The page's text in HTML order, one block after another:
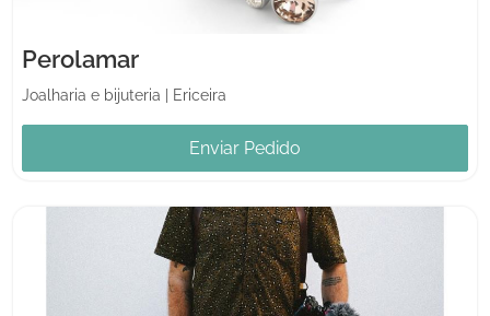
Perolamar
Joalharia e bijuteria Ericeira
Enviar Pedido